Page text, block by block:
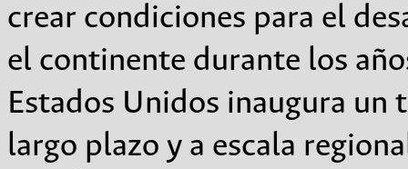
crear condiciones para el
el continente durante los
Estados Unidos inaugura
largo plazo y a escala